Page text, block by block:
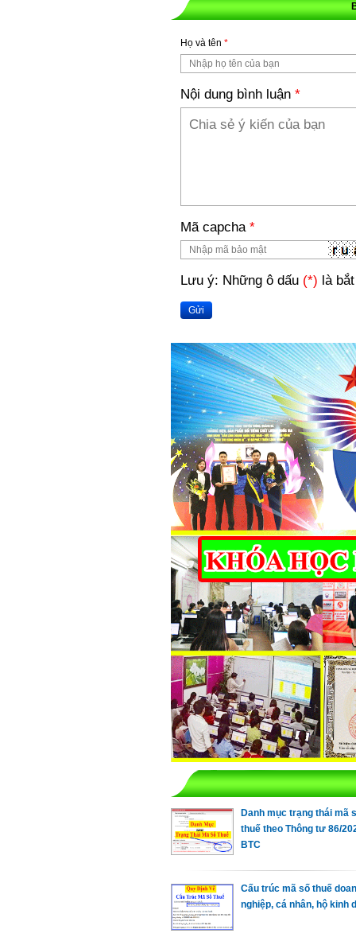
Họ và tên *
Nội dung bình luận *
Mã capcha *
Lưu ý: Những ô dấu (*) là
Gửi
Danh mục trạng thái mã
thuế theo Thông tư 86/
BTC
Cấu trúc mã số thuế
nghiệp, cá nhân, hộ kinh